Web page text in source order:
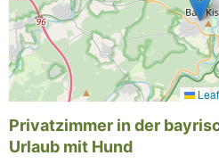
Privatzimmer in der
Urlaub mit Hund